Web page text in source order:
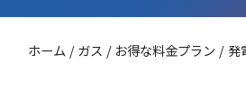
ホーム ガス お得な料金プラン 発